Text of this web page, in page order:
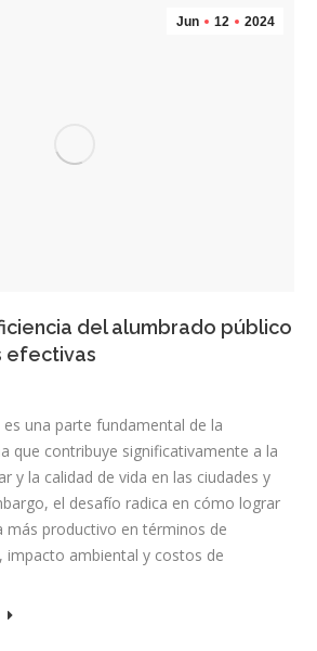
Jun 12 2024
del alumbrado público
efectivas
una parte fundamental de la
que contribuye significativamente a la
y la calidad de vida en las ciudades y
el desafío radica en cómo lograr
más productivo en términos de
impacto ambiental y costos de